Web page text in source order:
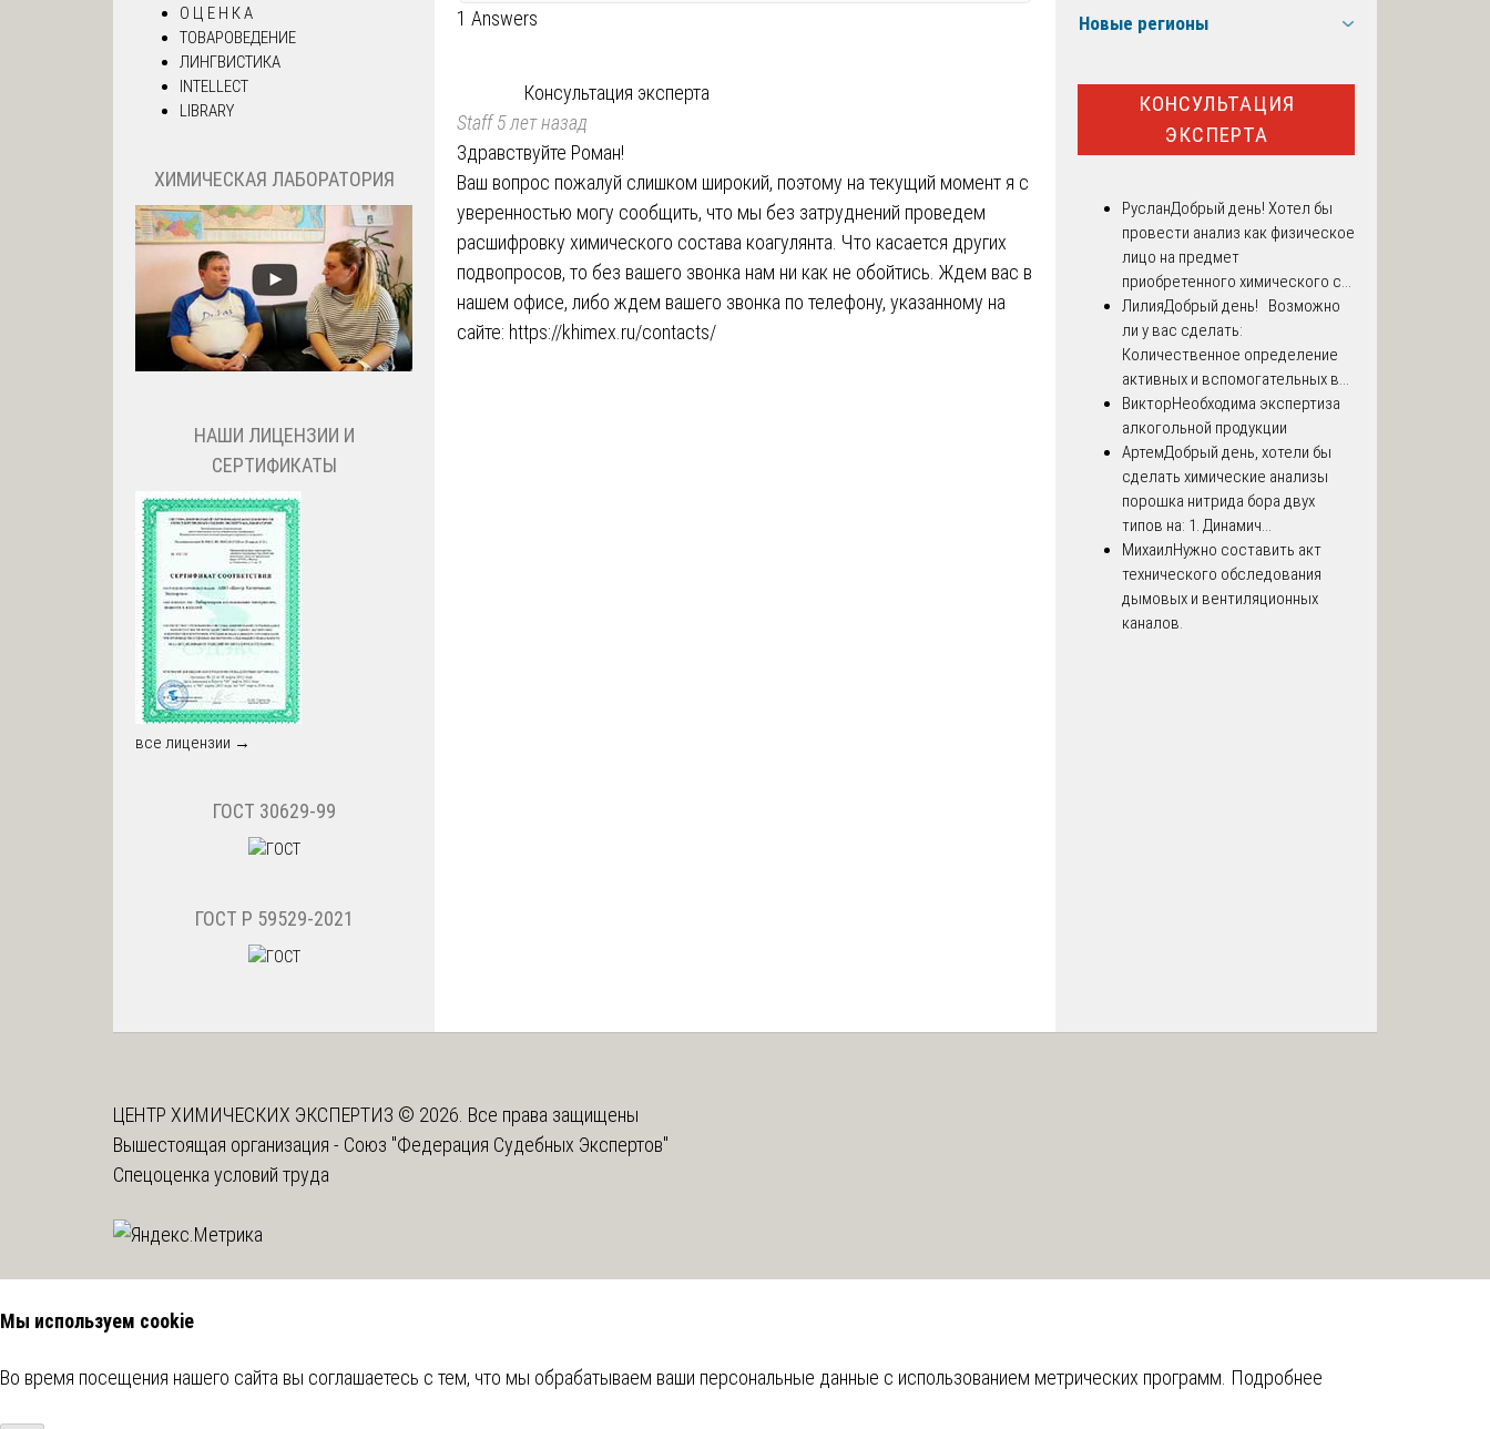
1 Answers
Консультация эксперта
Staff5 лет назад
Здравствуйте Роман!
Ваш вопрос пожалуй слишком широкий, поэтому на текущий момент я с
уверенностью могу сообщить, что мы без затруднений проведем
расшифровку химического состава коагулянта. Что касается других
подвопросов, то без вашего звонка нам ни как не обойтись. Ждем вас в
нашем офисе, либо ждем вашего звонка по телефону, указанному на
сайте: https://khimex.ru/contacts/
О Ц Е Н К А
ТОВАРОВЕДЕНИЕ
ЛИНГВИСТИКА
INTELLECT
LIBRARY
ХИМИЧЕСКАЯ ЛАБОРАТОРИЯ
НАШИ ЛИЦЕНЗИИ И
СЕРТИФИКАТЫ
все лицензии →
ГОСТ 30629-99
ГОСТ Р 59529-2021
Новые регионы
КОНСУЛЬТАЦИЯ
ЭКСПЕРТА
РусланДобрый день! Хотел бы
провести анализ как физическое
лицо на предмет
приобретенного химического с...
ЛилияДобрый день! Возможно
ли у вас сделать:
Количественное определение
активных и вспомогательных в...
ВикторНеобходима экспертиза
алкогольной продукции
АртемДобрый день, хотели бы
сделать химические анализы
порошка нитрида бора двух
типов на: 1. Динамич...
МихаилНужно составить акт
технического обследования
дымовых и вентиляционных
каналов.
ЦЕНТР ХИМИЧЕСКИХ ЭКСПЕРТИЗ © 2026. Все права защищены
Вышестоящая организация - Союз "Федерация Судебных Экспертов"
Спецоценка условий труда
Мы используем cookie
Во время посещения нашего сайта вы соглашаетесь с тем, что мы обрабатываем ваши персональные данные с использованием метрических программ. Подробнее